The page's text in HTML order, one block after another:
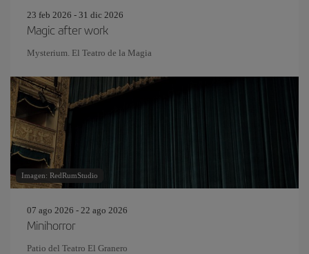
23 feb 2026 - 31 dic 2026
Magic after work
Mysterium. El Teatro de la Magia
Imagen: RedRumStudio
07 ago 2026 - 22 ago 2026
Minihorror
Patio del Teatro El Granero